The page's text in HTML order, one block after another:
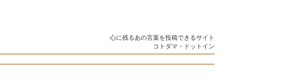
心に残るあの言葉を投稿できるサイト
コトダマ・ドットイン